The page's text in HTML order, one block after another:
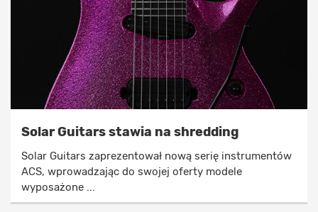
Solar Guitars stawia na shredding
Solar Guitars zaprezentował nową serię instrumentów
ACS, wprowadzając do swojej oferty modele
wyposażone ...